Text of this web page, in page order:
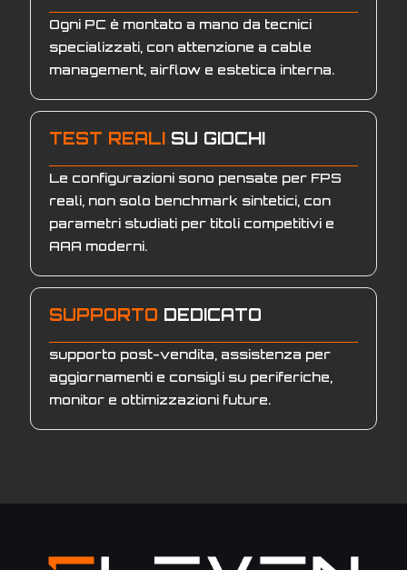
Ogni PC è montato a mano da tecnici
specializzati, con attenzione a cable
management, airflow e estetica interna.
TEST REALI SU GIOCHI
Le configurazioni sono pensate per FPS
reali, non solo benchmark sintetici, con
parametri studiati per titoli competitivi e
AAA moderni.
SUPPORTO DEDICATO
supporto post-vendita, assistenza per
aggiornamenti e consigli su periferiche,
monitor e ottimizzazioni future.